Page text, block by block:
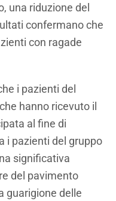
una riduzione del
confermano che
con ragade
i pazienti del
hanno ricevuto il
al fine di
i pazienti del gruppo
significativa
del pavimento
guarigione delle